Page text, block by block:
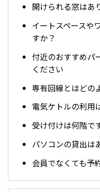
開けられる窓はあ
イートスペースや
すか？
付近のおすすめパ
ください
専有回線とはどの
電気ケトルの利用
受け付けは何階で
パソコンの貸出は
会員でなくても予